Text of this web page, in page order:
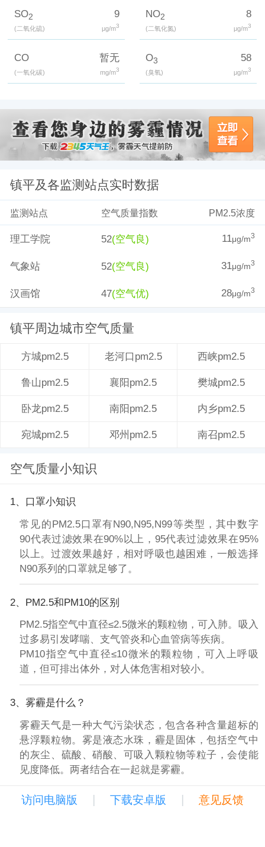
SO2
(二氧化硫)
9
μg/m3
NO2
(二氧化氮)
8
μg/m3
CO
(一氧化碳)
暂无
mg/m3
O3
(臭氧)
58
μg/m3
镇平及各监测站点实时数据
监测站点 空气质量指数 PM2.5浓度
理工学院 52(空气良) 11μg/m3
气象站 52(空气良) 31μg/m3
汉画馆 47(空气优) 28μg/m3
镇平周边城市空气质量
方城pm2.5 老河口pm2.5 西峡pm2.5
鲁山pm2.5 襄阳pm2.5 樊城pm2.5
卧龙pm2.5 南阳pm2.5 内乡pm2.5
宛城pm2.5 邓州pm2.5 南召pm2.5
空气质量小知识
1、口罩小知识
常见的PM2.5口罩有N90,N95,N99等类型，其中数字
90代表过滤效果在90%以上，95代表过滤效果在95%
以上。过渡效果越好，相对呼吸也越困难，一般选择
N90系列的口罩就足够了。
2、PM2.5和PM10的区别
PM2.5指空气中直径≤2.5微米的颗粒物，可入肺。吸入
过多易引发哮喘、支气管炎和心血管病等疾病。
PM10指空气中直径≤10微米的颗粒物，可入上呼吸
道，但可排出体外，对人体危害相对较小。
3、雾霾是什么？
雾霾天气是一种大气污染状态，包含各种含量超标的
悬浮颗粒物。雾是液态水珠，霾是固体，包括空气中
的灰尘、硫酸、硝酸、可吸入颗粒物等粒子，会使能
见度降低。两者结合在一起就是雾霾。
访问电脑版 | 下载安卓版 | 意见反馈